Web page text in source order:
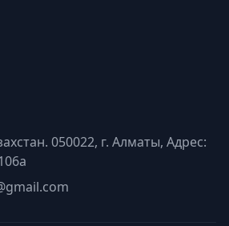
050022, г. Алматы, Адрес: